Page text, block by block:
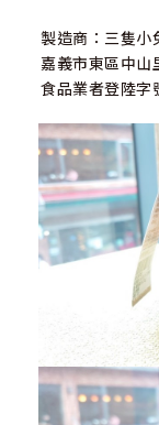
製造商：三隻小
嘉義市東區中山
食品業者登陸